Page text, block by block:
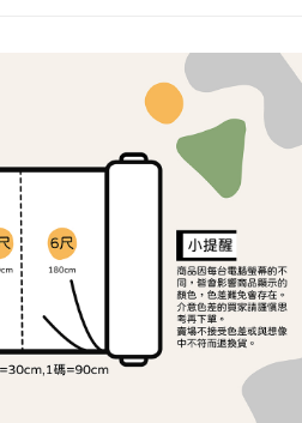
卡、不需儲值。
付款。
後付」後，將跳轉至「AFTEE先享後付」
額後，即可完成結帳。
費通知簡訊。
點擊此簡訊中的連結，可透過四大超商／
款，方視為交易完成。
刻繳費，但若您需要取消訂單，請聯絡
之訂單仍視為有效，需透過AFTEE先享
後付 」之結帳頁面顯示為準，若有關於
款等相關疑問，請聯繫「AFTEE先享後付
support/home
提供之「AFTEE先享後付」服務完成之交
上)免運費
上)免運費
以上)免運費